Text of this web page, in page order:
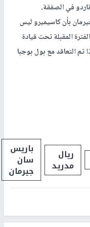
في الصفقة.
بأن كاسيميرو ليس
المقبلة تحت قيادة
تم التعاقد مع بول بوجبا
ريال
مدريد
باريس
سان
جيرمان